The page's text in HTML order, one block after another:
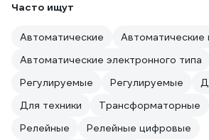
Часто ищут
Автоматические
Автоматические
Автоматические электронного типа
Регулируемые
Регулируемые
Для техники
Трансформаторные
Релейные
Релейные цифровые